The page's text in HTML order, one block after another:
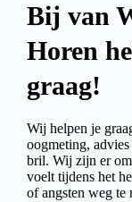
Bij van
Horen
graag!
Wij helpen je
oogmeting,
bril. Wij zijn er
voelt tijdens het
of angsten weg te